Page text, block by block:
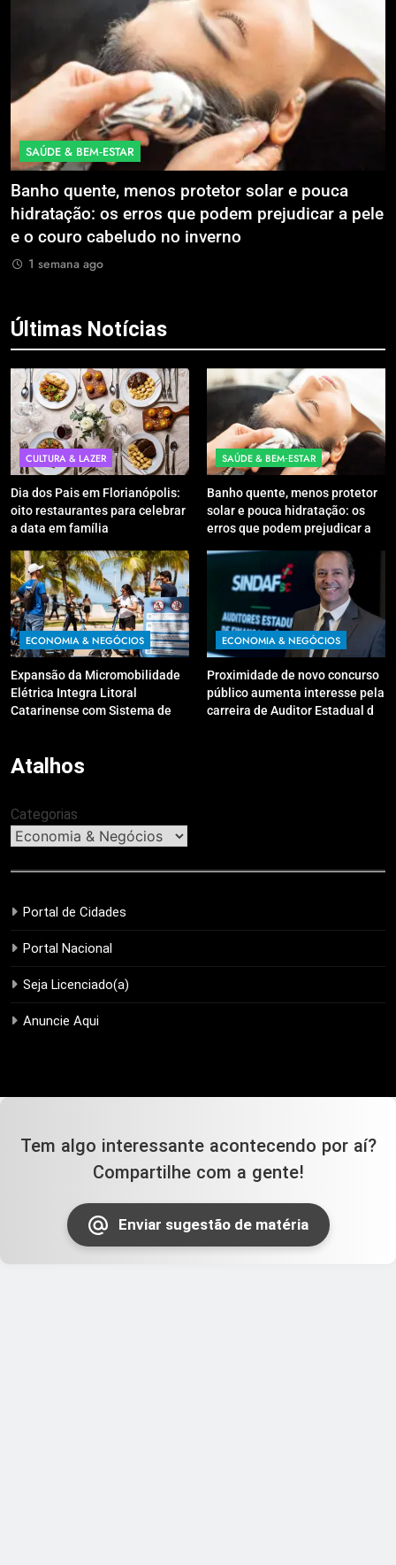
solar e pouca
podem prejudicar a pele
ECONOMIA & NEGÓCIOS
Expansão da
Litoral Catarinense com
Compartilhados
Últimas Notícias
CULTURA & LAZER
Dia dos Pais em Florianópolis:
oito restaurantes para celebrar
a data em família
SAÚDE & BEM‑ESTAR
Banho quente, menos protetor
solar e pouca hidratação: os
erros que podem prejudicar a
ECONOMIA & NEGÓCIOS
Expansão da Micromobilidade
Elétrica Integra Litoral
Catarinense com Sistema de
ECONOMIA & NEGÓCIOS
Proximidade de novo concurso
público aumenta interesse pela
carreira de Auditor Estadual de
Atalhos
Categorias
Portal de Cidades
Portal Nacional
Seja Licenciado(a)
Anuncie Aqui
Tem algo interessante acontecendo por aí?
Compartilhe com a gente!
Enviar sugestão de matéria